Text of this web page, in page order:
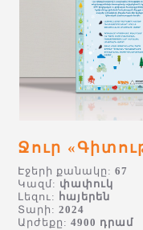
Ջուր
Էջերի քանակը:67
Կազմ: փափուկ
Լեզու: հայերեն
Տարի:2024
Արժեքը:4900 դրամ